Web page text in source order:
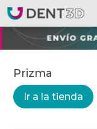
Prizma
Ir a la tienda